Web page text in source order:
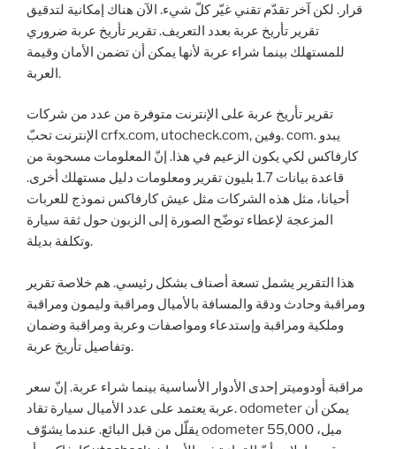
قرار. لكن آخر تقدّم تقني غيّر كلّ شيء. الآن هناك إمكانية لتدقيق
تقرير تأريخ عربة بعدد التعريف. تقرير تأريخ عربة ضروري
للمستهلك بينما شراء عربة لأنها يمكن أن تضمن الأمان وقيمة
العربة.
تقرير تأريخ عربة على الإنترنت متوفرة من عدد من شركات
الإنترنت تحبّ crfx.com, utocheck.com, وفين. com. يبدو
كارفاكس لكي يكون الزعيم في هذا. إنّ المعلومات مسحوبة من
قاعدة بيانات 1.7 بليون تقرير ومعلومات دليل مستهلك أخرى.
أحيانا، مثل هذه الشركات مثل عيش كارفاكس نموذج للعربات
المزعجة لإعطاء توضّح الصورة إلى الزبون حول ثقة سيارة
وتكلفة بديلة.
هذا التقرير يشمل تسعة أصناف بشكل رئيسي. هم خلاصة تقرير
ومراقبة وحادث ودقة والمسافة بالأميال ومراقبة وليمون ومراقبة
وملكية ومراقبة وإستدعاء ومواصفات وعربة ومراقبة وضمان
وتفاصيل تأريخ عربة.
مراقبة أودوميتر إحدى الأدوار الأساسية بينما شراء عربة. إنّ سعر
عربة يعتمد على عدد الأميال سيارة تقاد. odometer يمكن أن
يقلّل من قبل البائع. عندما يشوّف odometer 55,000 ميل،